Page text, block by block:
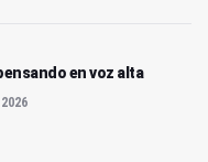
en voz alta